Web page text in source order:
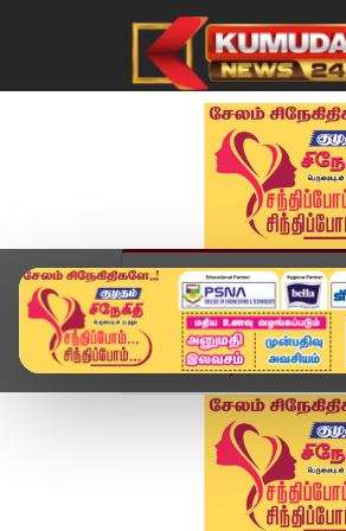
முகப்பு விளையாட்டு
Home வீடியோ ஸ்டோரி